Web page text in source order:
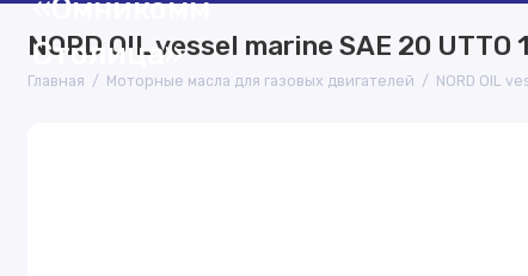
NORD OIL vessel marine SAE 20 UTTO
Главная Моторные масла для газовых двигателей NORD OIL